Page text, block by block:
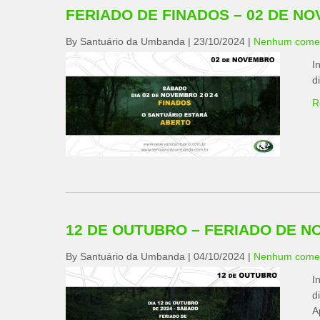
FERIADO DE FINADOS – 02 DE
By Santuário da Umbanda | 23/10/2024 | Nenhum
12 DE OUTUBRO – FERIADO DE
By Santuário da Umbanda | 04/10/2024 | Nenhum